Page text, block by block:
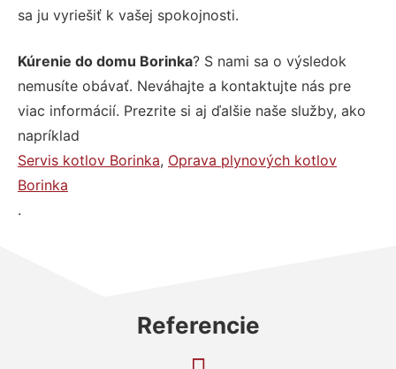
sa ju vyriešiť k vašej spokojnosti.
Kúrenie do domu Borinka? S nami sa o výsledok
nemusíte obávať. Neváhajte a kontaktujte nás pre
viac informácií. Prezrite si aj ďalšie naše služby, ako
napríklad
Servis kotlov Borinka, Oprava plynových kotlov
Borinka
.
Referencie